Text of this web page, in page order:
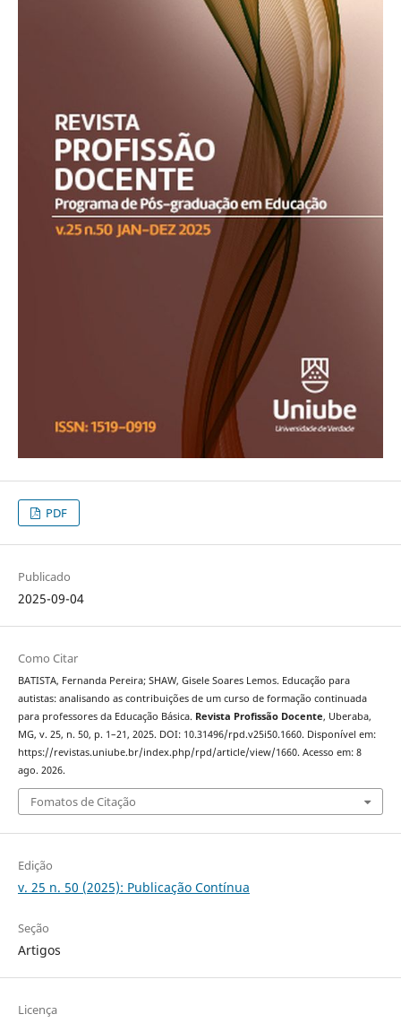
PDF
Publicado
2025-09-04
Como Citar
BATISTA, Fernanda Pereira; SHAW, Gisele Soares Lemos. Educação para
autistas: analisando as contribuições de um curso de formação continuada
para professores da Educação Básica. Revista Profissão Docente, Uberaba,
MG, v. 25, n. 50, p. 1–21, 2025. DOI: 10.31496/rpd.v25i50.1660. Disponível em:
https://revistas.uniube.br/index.php/rpd/article/view/1660. Acesso em: 8
ago. 2026.
Fomatos de Citação
Edição
v. 25 n. 50 (2025): Publicação Contínua
Seção
Artigos
Licença